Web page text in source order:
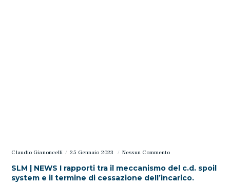
Claudio Gianoncelli 25 Gennaio 2023 Nessun Commento
SLM | NEWS I rapporti tra il meccanismo del c.d. spoil
system e il termine di cessazione dell’incarico.